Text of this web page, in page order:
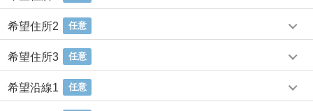
希望住所2 任意
希望住所3 任意
希望沿線1 任意